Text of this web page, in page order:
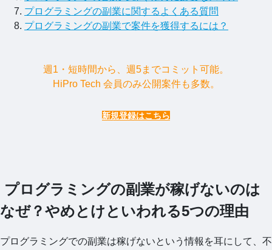
プログラミングの副業に関するよくある質問
プログラミングの副業で案件を獲得するには？
週1・短時間から、週5までコミット可能。
HiPro Tech 会員のみ公開案件も多数。
新規登録はこちら
プログラミングの副業が稼げないのは
なぜ？やめとけといわれる5つの理由
プログラミングでの副業は稼げないという情報を耳にして、不